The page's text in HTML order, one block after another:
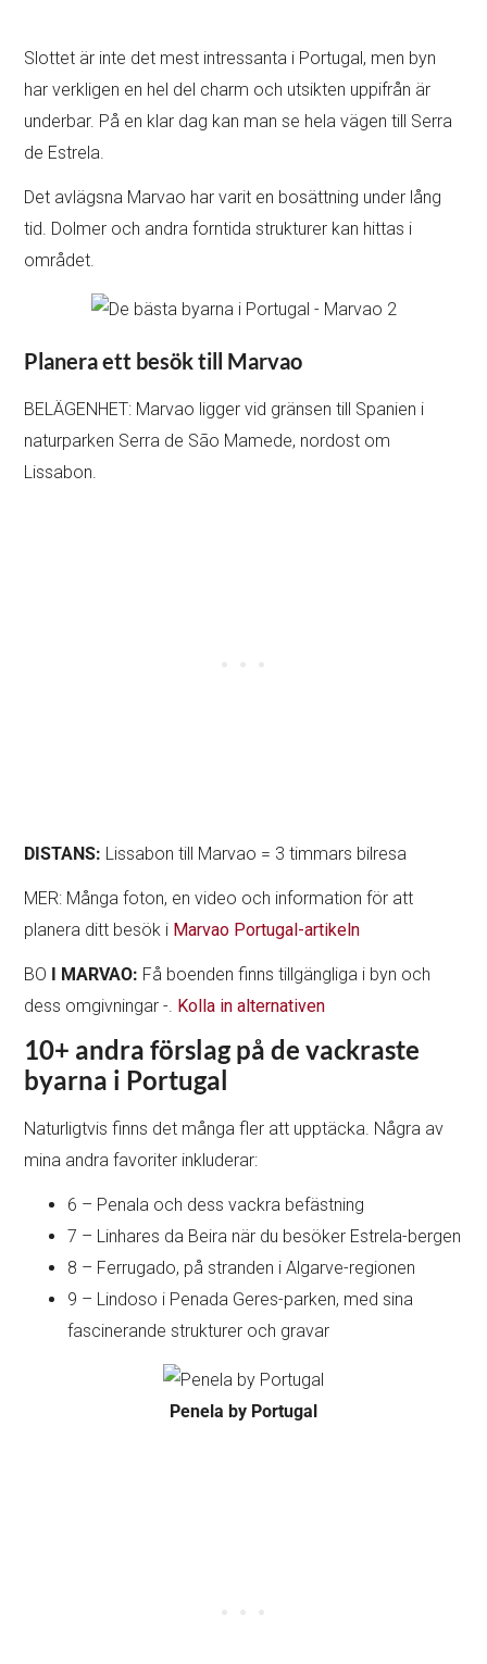
Slottet är inte det mest intressanta i Portugal, men byn
har verkligen en hel del charm och utsikten uppifrån är
underbar. På en klar dag kan man se hela vägen till Serra
de Estrela.
Det avlägsna Marvao har varit en bosättning under lång
tid. Dolmer och andra forntida strukturer kan hittas i
området.
Planera ett besök till Marvao
BELÄGENHET: Marvao ligger vid gränsen till Spanien i
naturparken Serra de São Mamede, nordost om
Lissabon.
DISTANS: Lissabon till Marvao = 3 timmars bilresa
MER: Många foton, en video och information för att
planera ditt besök i Marvao Portugal-artikeln
BO I MARVAO: Få boenden finns tillgängliga i byn och
dess omgivningar -. Kolla in alternativen
10+ andra förslag på de vackraste
byarna i Portugal
Naturligtvis finns det många fler att upptäcka. Några av
mina andra favoriter inkluderar:
6 – Penala och dess vackra befästning
7 – Linhares da Beira när du besöker Estrela-bergen
8 – Ferrugado, på stranden i Algarve-regionen
9 – Lindoso i Penada Geres-parken, med sina
fascinerande strukturer och gravar
Penela by Portugal